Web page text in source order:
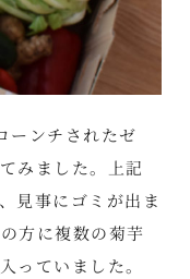
ンチされたゼ
みました。上記
見事にゴミが出ま
方に複数の菊芋
っていました。